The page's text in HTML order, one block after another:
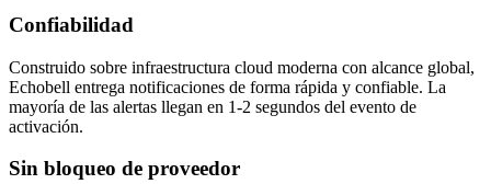
Confiabilidad
Construido sobre infraestructura cloud moderna con alcance global,
Echobell entrega notificaciones de forma rápida y confiable. La
mayoría de las alertas llegan en 1-2 segundos del evento de
activación.
Sin bloqueo de proveedor